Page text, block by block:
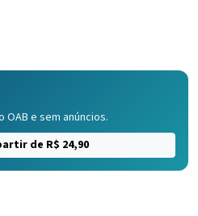
e sem anúncios.
de R$ 24,90